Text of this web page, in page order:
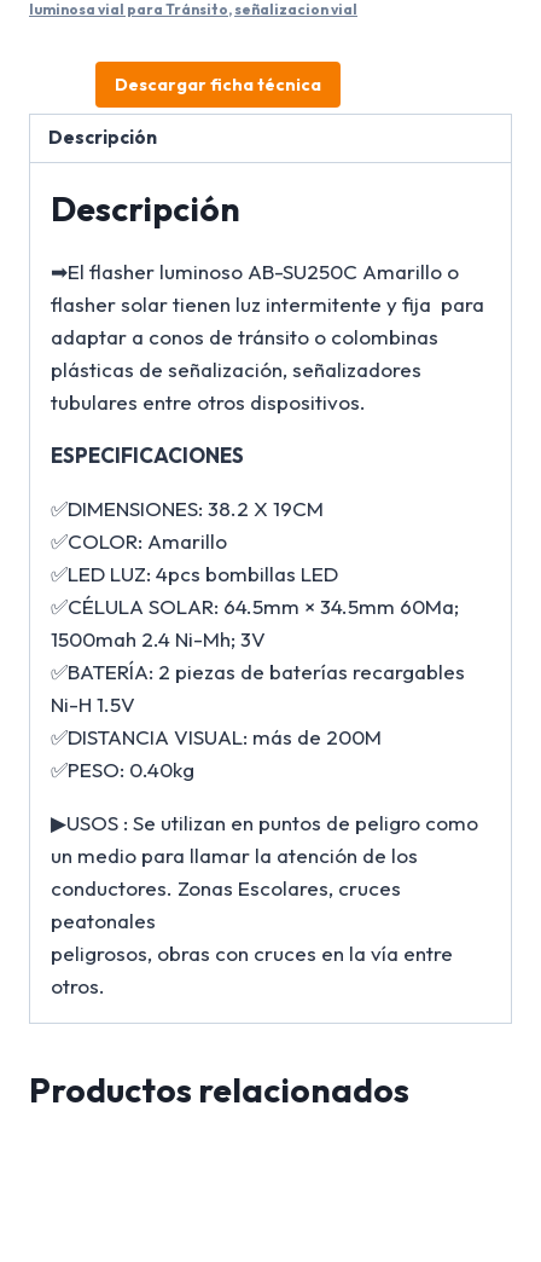
luminosa vial para Tránsito, señalizacion vial
Descargar ficha técnica
Descripción
Descripción
➡El flasher luminoso AB-SU250C Amarillo o
flasher solar tienen luz intermitente y fija para
adaptar a conos de tránsito o colombinas
plásticas de señalización, señalizadores
tubulares entre otros dispositivos.
ESPECIFICACIONES
✅DIMENSIONES: 38.2 X 19CM
✅COLOR: Amarillo
✅LED LUZ: 4pcs bombillas LED
✅CÉLULA SOLAR: 64.5mm × 34.5mm 60Ma;
1500mah 2.4 Ni-Mh; 3V
✅BATERÍA: 2 piezas de baterías recargables
Ni-H 1.5V
✅DISTANCIA VISUAL: más de 200M
✅PESO: 0.40kg
▶USOS : Se utilizan en puntos de peligro como
un medio para llamar la atención de los
conductores. Zonas Escolares, cruces
peatonales
peligrosos, obras con cruces en la vía entre
otros.
Productos relacionados